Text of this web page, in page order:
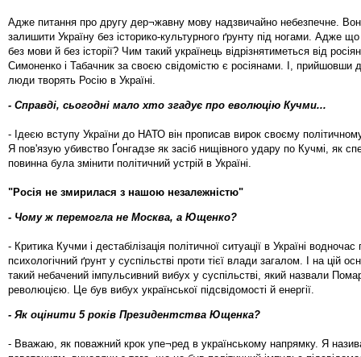
Адже питання про другу дер¬жавну мову надзвичайно небезпечне.
залишити Україну без історико-культурного ґрунту під ногами. Адже
без мови й без історії? Чим такий українець відрізнятиметься від
Симоненко і Табачник за своєю свідомістю є росіянами. І, прийшовши
люди творять Росію в Україні.
- Справді, сьогодні мало хто згадує про еволюцію Кучми...
- Ідеєю вступу України до НАТО він прописав вирок своєму
Я пов'язую убивство Ґонгадзе як засіб нищівного удару по Кучмі, як
повинна була змінити політичний устрій в Україні.
"Росія не змирилася з нашою незалежністю"
- Чому ж перемогла не Москва, а Ющенко?
- Критика Кучми і дестабілізація політичної ситуації в Україні водночас
психологічний ґрунт у суспільстві проти тієї влади загалом. І на цій
такий небачений імпульсивний вибух у суспільстві, який назвали
революцією. Це був вибух української підсвідомості й енергії.
- Як оцінити 5 років Президентства Ющенка?
- Вважаю, як поважний крок упе¬ред в українському напрямку. Я